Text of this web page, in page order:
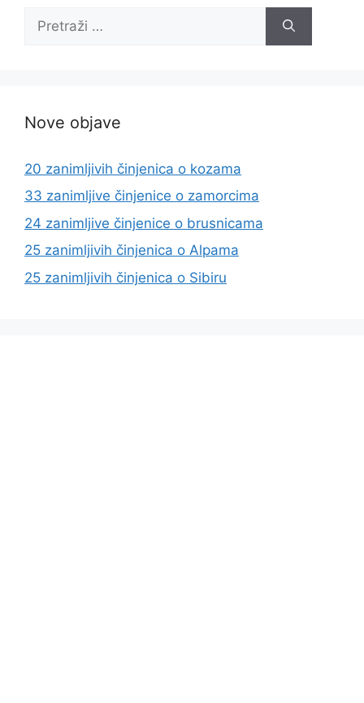
Nove objave
20 zanimljivih činjenica o kozama
33 zanimljive činjenice o zamorcima
24 zanimljive činjenice o brusnicama
25 zanimljivih činjenica o Alpama
25 zanimljivih činjenica o Sibiru